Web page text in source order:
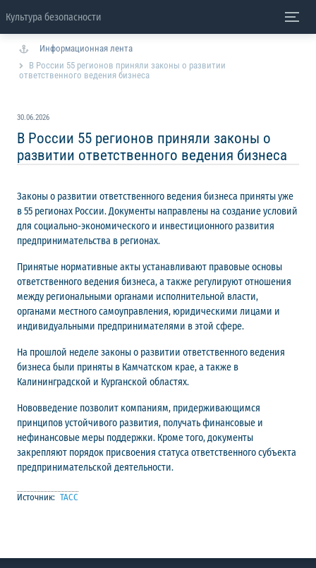
Культура безопасности
Информационная лента
В России 55 регионов приняли законы о развитии
ответственного ведения бизнеса
30.06.2026
В России 55 регионов приняли законы о
развитии ответственного ведения бизнеса
Законы о развитии ответственного ведения бизнеса приняты уже
в 55 регионах России. Документы направлены на создание условий
для социально-экономического и инвестиционного развития
предпринимательства в регионах.
Принятые нормативные акты устанавливают правовые основы
ответственного ведения бизнеса, а также регулируют отношения
между региональными органами исполнительной власти,
органами местного самоуправления, юридическими лицами и
индивидуальными предпринимателями в этой сфере.
На прошлой неделе законы о развитии ответственного ведения
бизнеса были приняты в Камчатском крае, а также в
Калининградской и Курганской областях.
Нововведение позволит компаниям, придерживающимся
принципов устойчивого развития, получать финансовые и
нефинансовые меры поддержки. Кроме того, документы
закрепляют порядок присвоения статуса ответственного субъекта
предпринимательской деятельности.
Источник: ТАСС